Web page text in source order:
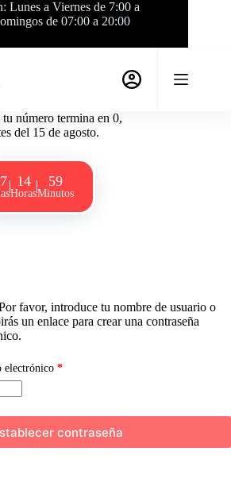
Lunes a Viernes de 7:00 a
de 07:00 a 20:00
número termina en 0,
del 15 de agosto.
14
Horas
59
Minutos
favor, introduce tu nombre de usuario o
un enlace para crear una contraseña
electrónico *Obligatorio
contraseña